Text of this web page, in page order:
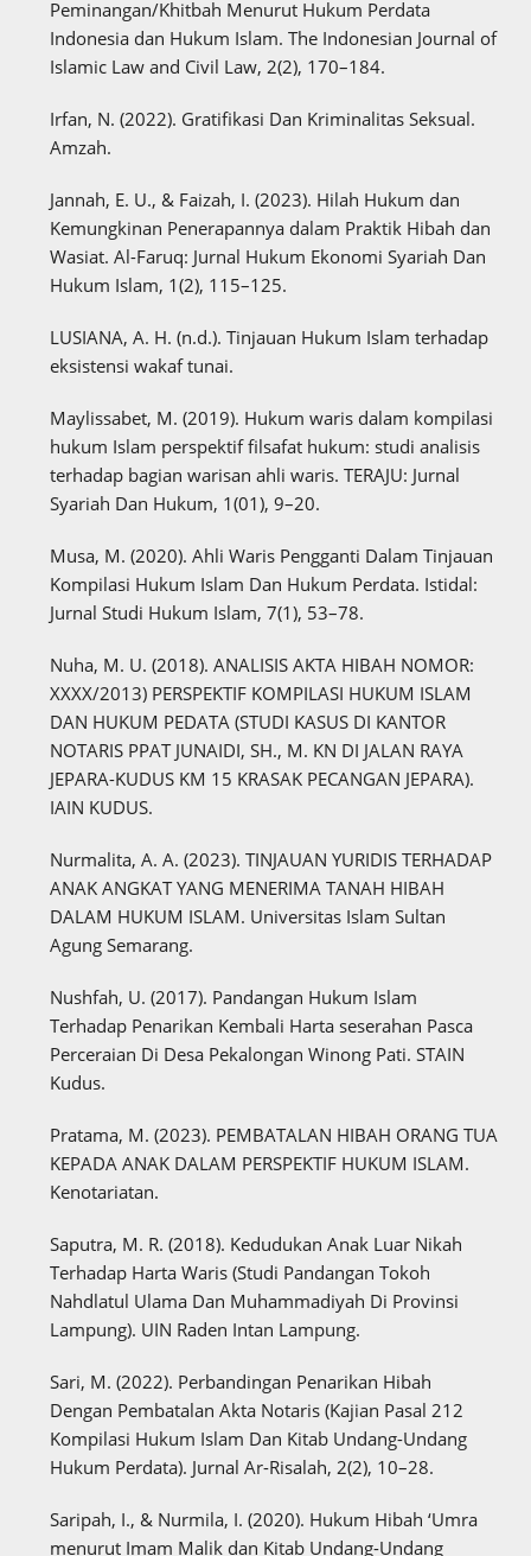
Peminangan/Khitbah Menurut Hukum Perdata
Indonesia dan Hukum Islam. The Indonesian Journal of
Islamic Law and Civil Law, 2(2), 170–184.
Irfan, N. (2022). Gratifikasi Dan Kriminalitas Seksual.
Amzah.
Jannah, E. U., & Faizah, I. (2023). Hilah Hukum dan
Kemungkinan Penerapannya dalam Praktik Hibah dan
Wasiat. Al-Faruq: Jurnal Hukum Ekonomi Syariah Dan
Hukum Islam, 1(2), 115–125.
LUSIANA, A. H. (n.d.). Tinjauan Hukum Islam terhadap
eksistensi wakaf tunai.
Maylissabet, M. (2019). Hukum waris dalam kompilasi
hukum Islam perspektif filsafat hukum: studi analisis
terhadap bagian warisan ahli waris. TERAJU: Jurnal
Syariah Dan Hukum, 1(01), 9–20.
Musa, M. (2020). Ahli Waris Pengganti Dalam Tinjauan
Kompilasi Hukum Islam Dan Hukum Perdata. Istidal:
Jurnal Studi Hukum Islam, 7(1), 53–78.
Nuha, M. U. (2018). ANALISIS AKTA HIBAH NOMOR:
XXXX/2013) PERSPEKTIF KOMPILASI HUKUM ISLAM
DAN HUKUM PEDATA (STUDI KASUS DI KANTOR
NOTARIS PPAT JUNAIDI, SH., M. KN DI JALAN RAYA
JEPARA-KUDUS KM 15 KRASAK PECANGAN JEPARA).
IAIN KUDUS.
Nurmalita, A. A. (2023). TINJAUAN YURIDIS TERHADAP
ANAK ANGKAT YANG MENERIMA TANAH HIBAH
DALAM HUKUM ISLAM. Universitas Islam Sultan
Agung Semarang.
Nushfah, U. (2017). Pandangan Hukum Islam
Terhadap Penarikan Kembali Harta seserahan Pasca
Perceraian Di Desa Pekalongan Winong Pati. STAIN
Kudus.
Pratama, M. (2023). PEMBATALAN HIBAH ORANG TUA
KEPADA ANAK DALAM PERSPEKTIF HUKUM ISLAM.
Kenotariatan.
Saputra, M. R. (2018). Kedudukan Anak Luar Nikah
Terhadap Harta Waris (Studi Pandangan Tokoh
Nahdlatul Ulama Dan Muhammadiyah Di Provinsi
Lampung). UIN Raden Intan Lampung.
Sari, M. (2022). Perbandingan Penarikan Hibah
Dengan Pembatalan Akta Notaris (Kajian Pasal 212
Kompilasi Hukum Islam Dan Kitab Undang-Undang
Hukum Perdata). Jurnal Ar-Risalah, 2(2), 10–28.
Saripah, I., & Nurmila, I. (2020). Hukum Hibah ‘Umra
menurut Imam Malik dan Kitab Undang-Undang